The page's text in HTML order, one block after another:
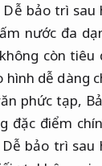
Dễ bảo trì sau
nước đa
còn tiêu
hình dễ dàng
phức tạp,
đặc điểm
Dễ bảo trì sau